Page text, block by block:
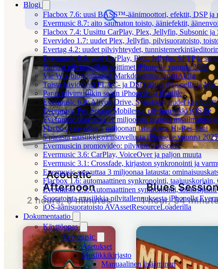
Blogi
Flacbox 7.6: uusi BASS™-äänimoottori, efektit, DSP ja
Evermusic 8.7: aito saumaton toisto, ääniefektit,
Flacbox 7.4: Uusittu CarPlay, Plex, Jellyfin, Subsonic ja
Evervideo 1.7: uudet Plex, Jellyfin, pilvisuoratoisto,
Evertag 4.2: uudet pilviyhteydet,
Evermusic 8.6: uusi CarPlay, Plex, Jellyfin, SFTP ja
Parhaat pilvimusiikin soittimet iPhonelle vuonna 2026
Vie Wix-blogijulkaisut Markdowniksi OpenAI:lla
Toista häviötöntä FLAC- ja DSD-ääntä iPhonella ja
Paras pilvimusiikin soitin iPhonelle ja iPadille
Evermusic 6.8: Aliyun Drive, Synology, uudet
Evermusic Pro Setapp Mobilessa: pilvimusiikki iOS:lle
Evermusic saavuttaa 11 miljoonaa latausta
Flacbox saavuttaa 1 miljoonan latauksen: Hi-Res-ääni
5 parasta musiikkisoitinsovellusta iPhonelle vuonna 2025
Evermusicin promovideo: pilvimusiikkisoitin
Evermusic 3.6: CarPlay, VoiceOver ja paljon muuta
Evermusic 3.1: Crossfade, kirjaston synkronointi ja
Evermusic saavuttaa 3 miljoonaa latausta:
Flacbox 1.6: automaattinen synkronointi,
Evermusic 2.3: Automaattinen synkronointi, toistosijainti
Suoratoista musiikkia pilvitallennuksesta iPhonella
iOS-äänisuoratoisto AVAssetResourceLoaderilla
Dokumentaatio
Käyttöopas
Evermusic
Asetukset
Musiikkikirjasto
Manuaalinen lisääminen